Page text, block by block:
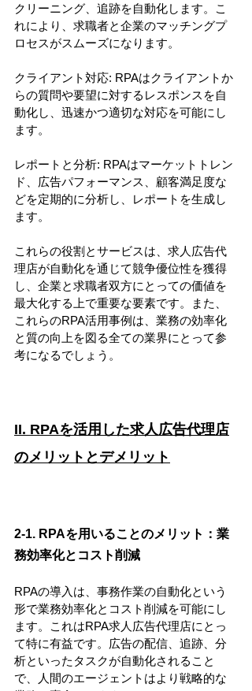
クリーニング、追跡を自動化します。こ
れにより、求職者と企業のマッチングプ
ロセスがスムーズになります。
クライアント対応: RPAはクライアントか
らの質問や要望に対するレスポンスを自
動化し、迅速かつ適切な対応を可能にし
ます。
レポートと分析: RPAはマーケットトレン
ド、広告パフォーマンス、顧客満足度な
どを定期的に分析し、レポートを生成し
ます。
これらの役割とサービスは、求人広告代
理店が自動化を通じて競争優位性を獲得
し、企業と求職者双方にとっての価値を
最大化する上で重要な要素です。また、
これらのRPA活用事例は、業務の効率化
と質の向上を図る全ての業界にとって参
考になるでしょう。
II. RPAを活用した求人広告代理店
のメリットとデメリット
2-1. RPAを用いることのメリット：業
務効率化とコスト削減
RPAの導入は、事務作業の自動化という
形で業務効率化とコスト削減を可能にし
ます。これはRPA求人広告代理店にとっ
て特に有益です。広告の配信、追跡、分
析といったタスクが自動化されること
で、人間のエージェントはより戦略的な